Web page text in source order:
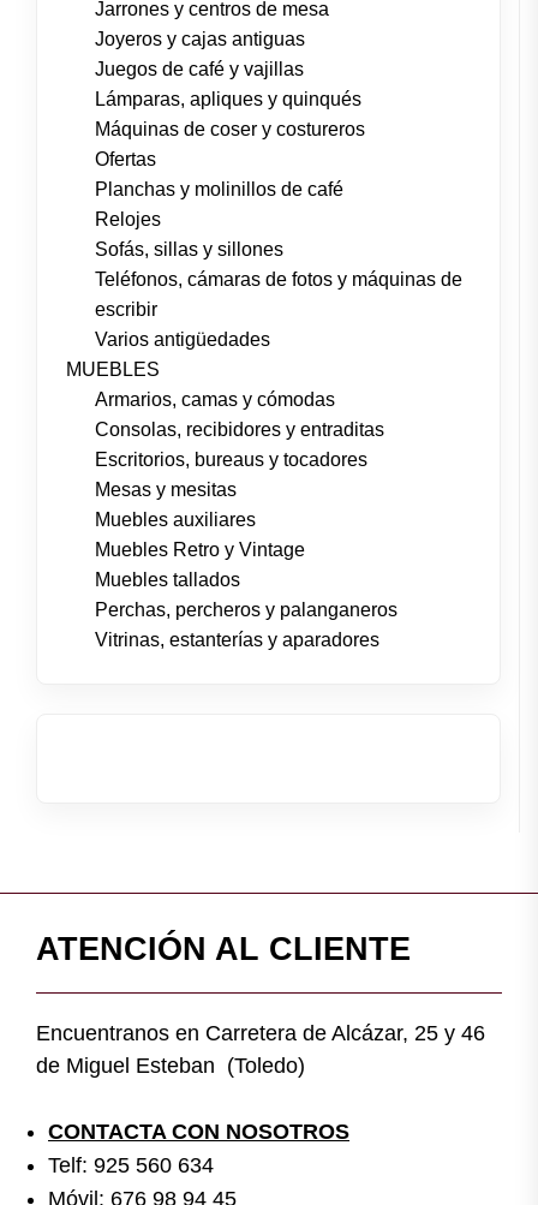
Jarrones y centros de mesa
Joyeros y cajas antiguas
Juegos de café y vajillas
Lámparas, apliques y quinqués
Máquinas de coser y costureros
Ofertas
Planchas y molinillos de café
Relojes
Sofás, sillas y sillones
Teléfonos, cámaras de fotos y máquinas de
escribir
Varios antigüedades
MUEBLES
Armarios, camas y cómodas
Consolas, recibidores y entraditas
Escritorios, bureaus y tocadores
Mesas y mesitas
Muebles auxiliares
Muebles Retro y Vintage
Muebles tallados
Perchas, percheros y palanganeros
Vitrinas, estanterías y aparadores
ATENCIÓN AL CLIENTE
Encuentranos en Carretera de Alcázar, 25 y 46
de Miguel Esteban (Toledo)
CONTACTA CON NOSOTROS
Telf: 925 560 634
Móvil: 676 98 94 45